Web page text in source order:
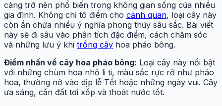
càng trở nên phổ biến trong không gian sống của nhiều
gia đình. Không chỉ tô điểm cho cảnh quan, loại cây này
còn ẩn chứa nhiều ý nghĩa phong thủy sâu sắc. Bài viết
này sẽ đi sâu vào phân tích đặc điểm, cách chăm sóc
và những lưu ý khi trồng cây hoa pháo bông.
Điểm nhấn về cây hoa pháo bông: Loại cây này nổi bật
với những chùm hoa nhỏ li ti, màu sắc rực rỡ như pháo
hoa, thường nở vào dịp lễ Tết hoặc những ngày vui. Cây
ưa sáng, cần đất tơi xốp và thoát nước tốt.